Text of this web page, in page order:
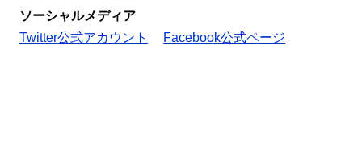
ソーシャルメディア
Twitter公式アカウント
Facebook公式ページ